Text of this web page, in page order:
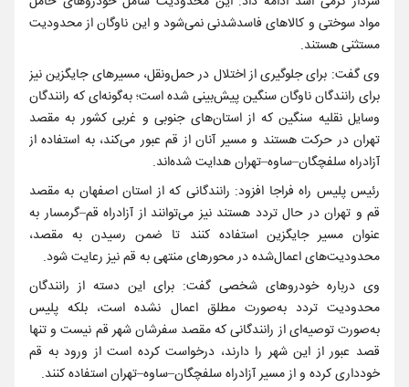
مواد سوختی و کالاهای فاسدشدنی نمی‌شود و این ناوگان از محدودیت
مستثنی هستند.
وی گفت: برای جلوگیری از اختلال در حمل‌ونقل، مسیرهای جایگزین نیز
برای رانندگان ناوگان سنگین پیش‌بینی شده است؛ به‌گونه‌ای که رانندگان
وسایل نقلیه سنگین که از استان‌های جنوبی و غربی کشور به مقصد
تهران در حرکت هستند و مسیر آنان از قم عبور می‌کند، به استفاده از
آزادراه سلفچگان–ساوه–تهران هدایت شده‌اند.
رئیس پلیس راه فراجا افزود: رانندگانی که از استان اصفهان به مقصد
قم و تهران در حال تردد هستند نیز می‌توانند از آزادراه قم–گرمسار به
عنوان مسیر جایگزین استفاده کنند تا ضمن رسیدن به مقصد،
محدودیت‌های اعمال‌شده در محورهای منتهی به قم نیز رعایت شود.
وی درباره خودروهای شخصی گفت: برای این دسته از رانندگان
محدودیت تردد به‌صورت مطلق اعمال نشده است، بلکه پلیس
به‌صورت توصیه‌ای از رانندگانی که مقصد سفرشان شهر قم نیست و تنها
قصد عبور از این شهر را دارند، درخواست کرده است از ورود به قم
خودداری کرده و از مسیر آزادراه سلفچگان–ساوه–تهران استفاده کنند.